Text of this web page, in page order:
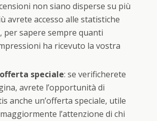
non siano disperse su più
avrete accesso alle statistiche
per sapere sempre quanti
ha ricevuto la vostra
speciale: se verificherete
avrete l’opportunità di
anche un’offerta speciale, utile
l’attenzione di chi